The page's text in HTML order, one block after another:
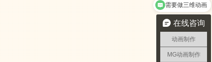
在线咨询
动画制作
MG动画制作
需要做三维动画